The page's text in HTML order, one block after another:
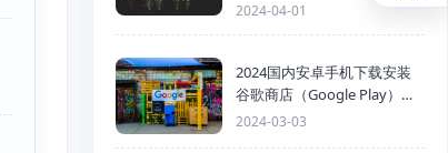
2024-04-01
2024国内安卓手机下载安装
谷歌商店（Google Play）详
细步骤
2024-03-03